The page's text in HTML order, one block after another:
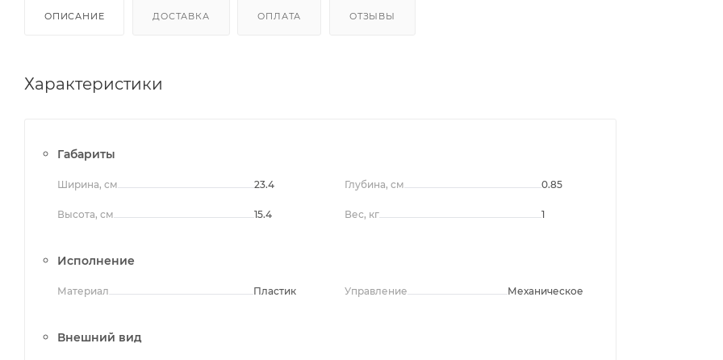
ОПИСАНИЕ ДОСТАВКА ОПЛАТА ОТЗЫВЫ
Характеристики
Габариты
Ширина, см 23.4
Высота, см 15.4
Глубина, см 0.85
Вес, кг 1
Исполнение
Материал Пластик Управление Механическое
Внешний вид